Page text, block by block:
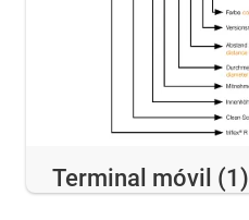
Terminal móvil (1)